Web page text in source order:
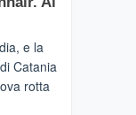
e la
Catania
rotta